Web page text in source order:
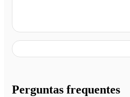
Perguntas frequentes